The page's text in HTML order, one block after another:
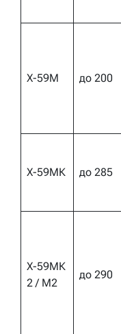
Х-59М до 200
Х-59МК до 285
Х-59МК
2 / М2
до 290